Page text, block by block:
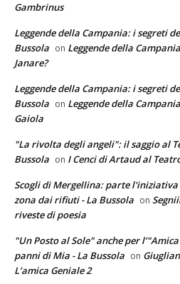
Gambrinus
Leggende della Campania: i segreti
Bussola on Leggende della
Janare?
Leggende della Campania: i segreti
Bussola on Leggende della
Gaiola
"La rivolta degli angeli": il saggio al
Bussola on I Cenci di Artaud al
Scogli di Mergellina: parte
zona dai rifiuti - La Bussola on
riveste di poesia
"Un Posto al Sole" anche per
panni di Mia - La Bussola on
L’amica Geniale 2